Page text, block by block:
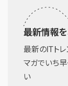
最新情報を
最新のITトレ
マガでいち
い